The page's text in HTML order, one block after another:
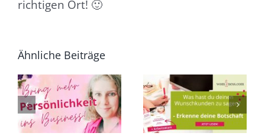
richtigen Ort! 🙂
Ähnliche Beiträge
Was hast Du
Deinen
Wunschkunden
zu sagen? –
Erkenne deine
Storytelling zur
Kundenbindung
nutzt und
Vertrauen zu
deinen